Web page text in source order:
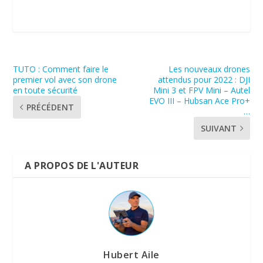
TUTO : Comment faire le
premier vol avec son drone
en toute sécurité
PRÉCÉDENT
Les nouveaux drones
attendus pour 2022 : DJI
Mini 3 et FPV Mini – Autel
EVO III – Hubsan Ace Pro+
…
SUIVANT
A PROPOS DE L'AUTEUR
Hubert Aile